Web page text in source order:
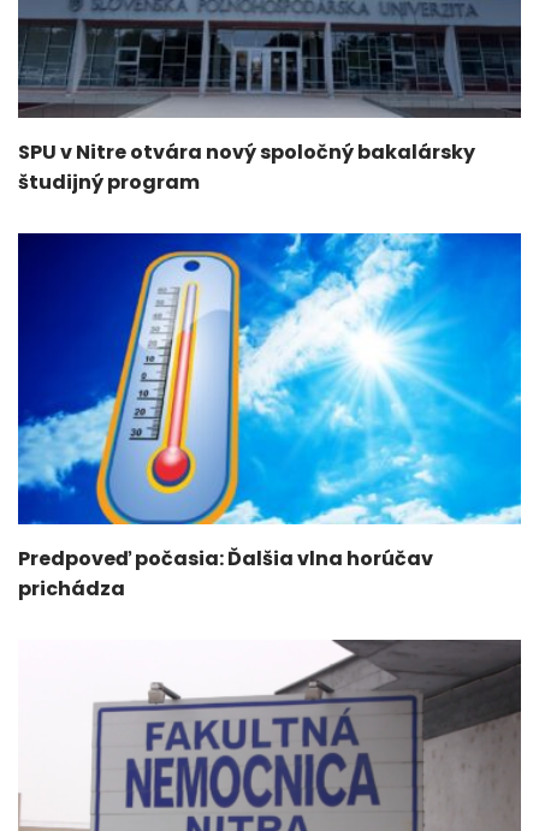
SPU v Nitre otvára nový spoločný bakalársky
študijný program
Predpoveď počasia: Ďalšia vlna horúčav
prichádza